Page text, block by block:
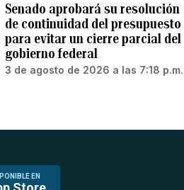
Senado aprobará su resolución
de continuidad del presupuesto
para evitar un cierre parcial del
gobierno federal
3 de agosto de 2026 a las 7:18 p.m.
EN